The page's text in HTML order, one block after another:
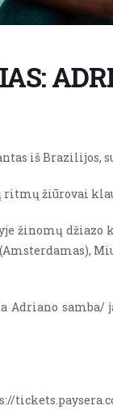
iš Brazilijos,
žiūrovai
žinomų
Adriano